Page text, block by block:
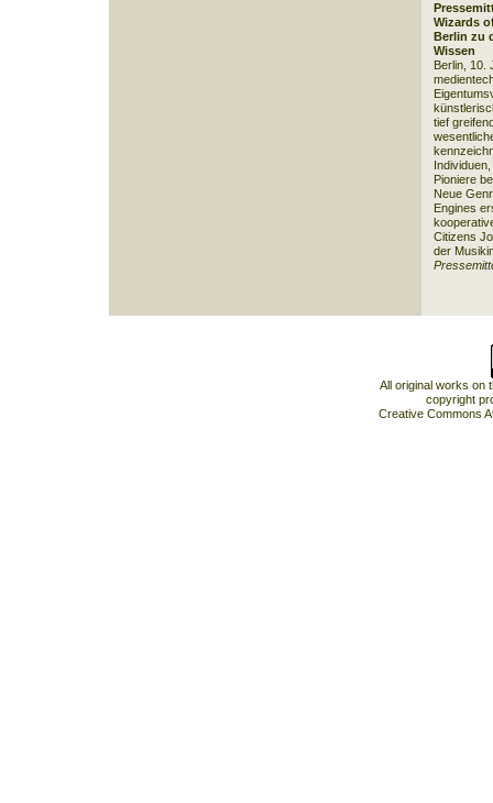
Wizards
Berlin zu
Wissen
Berlin, 10.
tief
Pioniere
Neue
Engines
Citizens
der
All original works on
copyright
Creative Commons